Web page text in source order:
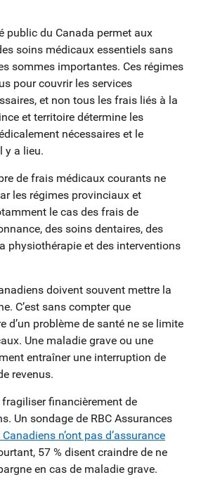
public du Canada permet aux
soins médicaux essentiels sans
sommes importantes. Ces régimes
pour couvrir les services
et non tous les frais liés à la
et territoire détermine les
nécessaires et le
y a lieu.
de frais médicaux courants ne
les régimes provinciaux et
le cas des frais de
des soins dentaires, des
physiothérapie et des interventions
doivent souvent mettre la
C’est sans compter que
d’un problème de santé ne se limite
Une maladie grave ou une
entraîner une interruption de
revenus.
financièrement de
Un sondage de RBC Assurances
n’ont pas d’assurance
57 % disent craindre de ne
en cas de maladie grave.